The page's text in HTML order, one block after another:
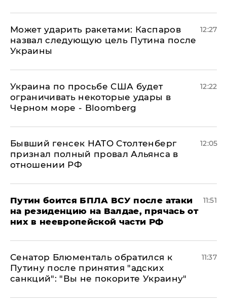
Может ударить ракетами: Каспаров
назвал следующую цель Путина после
Украины
12:27
Украина по просьбе США будет
ограничивать некоторые удары в
Черном море - Bloomberg
12:22
Бывший генсек НАТО Столтенберг
признал полный провал Альянса в
отношении РФ
12:05
Путин боится БПЛА ВСУ после атаки
на резиденцию на Валдае, прячась от
них в неевропейской части РФ
11:51
Сенатор Блюменталь обратился к
Путину после принятия "адских
санкций": "Вы не покорите Украину"
11:37